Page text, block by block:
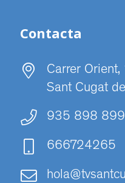
Contacta
Carrer
Sant Cugat
935 898 899
666724265